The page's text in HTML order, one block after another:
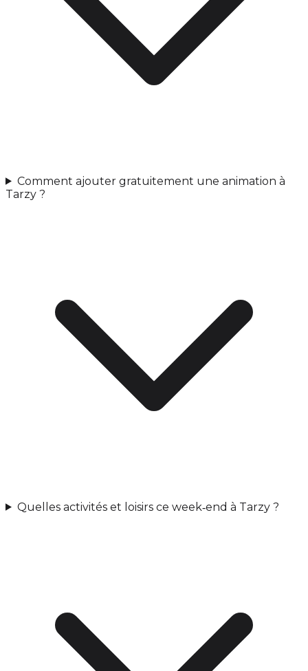
Comment ajouter gratuitement une animation à
Tarzy ?
Quelles activités et loisirs ce week‑end à Tarzy ?